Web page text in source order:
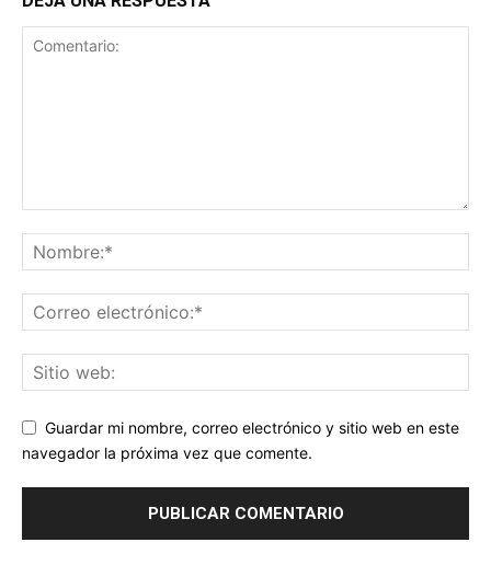
Guardar mi nombre, correo electrónico y sitio web en este
navegador la próxima vez que comente.